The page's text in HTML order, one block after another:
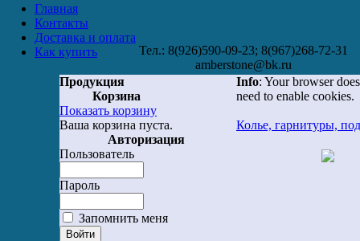
Главная
Контакты
Доставка и оплата
Как купить
Тел.: 8(926)590-09-23; 8(967)268-72-31
amberstone@bk.ru
Продукция
Корзина
Показать корзину
Ваша корзина пуста.
Авторизация
Пользователь
Пароль
Запомнить меня
Info: Your browser
need to enable cookies.
Колье, гарнитуры,